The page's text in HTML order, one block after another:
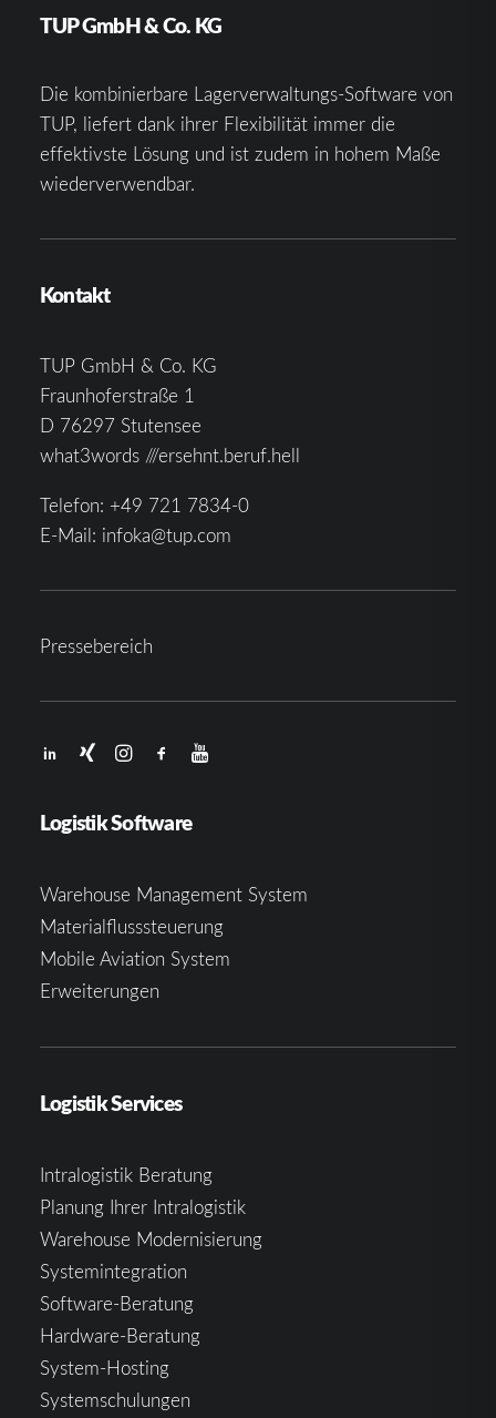
TUP GmbH & Co. KG
Die kombinierbare Lagerverwaltungs-Software von
TUP, liefert dank ihrer Flexibilität immer die
effektivste Lösung und ist zudem in hohem Maße
wiederverwendbar.
Kontakt
TUP GmbH & Co. KG
Fraunhoferstraße 1
D 76297 Stutensee
what3words ///ersehnt.beruf.hell
Telefon: +49 721 7834-0
E-Mail: infoka@tup.com
Pressebereich
Logistik Software
Warehouse Management System
Materialflusssteuerung
Mobile Aviation System
Erweiterungen
Logistik Services
Intralogistik Beratung
Planung Ihrer Intralogistik
Warehouse Modernisierung
Systemintegration
Software-Beratung
Hardware-Beratung
System-Hosting
Systemschulungen